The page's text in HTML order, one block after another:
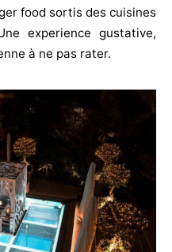
food sortis des cuisines
experience gustative,
à ne pas rater.